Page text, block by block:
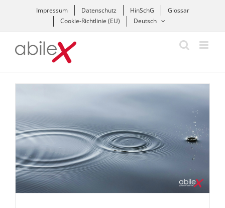
Impressum Datenschutz HinSchG
Glossar
Cookie-Richtlinie (EU)
Deutsch